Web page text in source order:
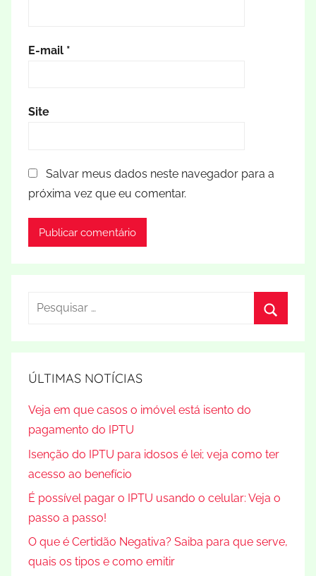
E-mail *
Site
Salvar meus dados neste navegador para a
próxima vez que eu comentar.
Pesquisar
ÚLTIMAS NOTÍCIAS
Veja em que casos o imóvel está isento do
pagamento do IPTU
Isenção do IPTU para idosos é lei; veja como ter
acesso ao benefício
É possível pagar o IPTU usando o celular: Veja o
passo a passo!
O que é Certidão Negativa? Saiba para que serve,
quais os tipos e como emitir